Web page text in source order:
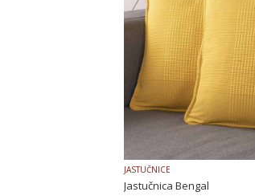
JASTUČNICE
Jastučnica Bengal